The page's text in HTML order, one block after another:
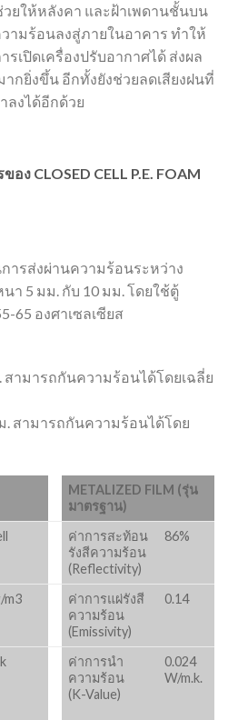
ยให้หลังคา และฝ้าเพดานชั้นบน
ามร้อนลงสู่ภายในอาคาร ทำให้
เปิดเครื่องปรับอากาศได้ ส่งผล
กยิ่งขึ้น อีกทั้งยังช่วยลดเสียงฝนที่
ลงได้อีกด้วย
ง CLOSED CELL P.E. FOAM
ารส่งผ่านความร้อนระหว่าง
า 5 มม. กับ 10 มม. โดยใช้ตู้
องศาเซลเซียส
สามารถกันความร้อนได้โดยเฉลี่ย
. สามารถกันความร้อนได้โดย
METALIZED FILM (รุ่น
มาตรฐาน)
ค่าการสะท้อน
รังสีความร้อน
(Reflectivity)
86%
m3
ค่าการแผ่รังสี
ความร้อน
(Emissivity)
0.14
ค่าการนำ
ความร้อน
(K-Value)
0.024
W/m.k.